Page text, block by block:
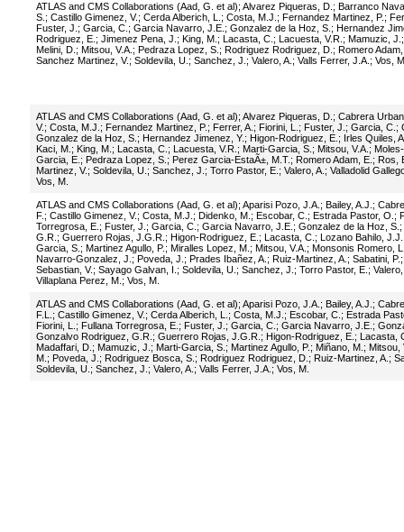
ATLAS and CMS Collaborations (Aad, G. et al); Alvarez Piqueras, D. ; Barranco
S. ; Castillo Gimenez, V.; Cerda Alberich, L. ; Costa, M.J. ; Fernandez Martinez, P. ;
Fuster, J. ; Garcia, C. ; Garcia Navarro, J.E. ; Gonzalez de la Hoz, S. ; Hernandez
Rodriguez, E. ; Jimenez Pena, J. ; King, M. ; Lacasta, C. ; Lacuesta, V.R. ; Mamuzic, J.
Melini, D. ; Mitsou, V.A. ; Pedraza Lopez, S. ; Rodriguez Rodriguez, D. ; Romero
Sanchez Martinez, V.; Soldevila, U. ; Sanchez, J. ; Valero, A. ; Valls Ferrer, J.A. ; Vos,
ATLAS and CMS Collaborations (Aad, G. et al); Alvarez Piqueras, D. ; Cabrera
V.; Costa, M.J. ; Fernandez Martinez, P. ; Ferrer, A. ; Fiorini, L. ; Fuster, J. ; Garcia, C. ;
Gonzalez de la Hoz, S. ; Hernandez Jimenez, Y. ; Higon-Rodriguez, E. ; Irles Quiles,
Kaci, M. ; King, M. ; Lacasta, C. ; Lacuesta, V.R. ; Marti-Garcia, S. ; Mitsou, V.A. ;
Garcia, E. ; Pedraza Lopez, S. ; Perez Garcia-EstaÃ±, M.T. ; Romero Adam, E. ; Ros,
Martinez, V.; Soldevila, U. ; Sanchez, J. ; Torro Pastor, E. ; Valero, A. ; Valladolid
Vos, M.
ATLAS and CMS Collaborations (Aad, G. et al); Aparisi Pozo, J.A. ; Bailey, A.J. ;
F. ; Castillo Gimenez, V.; Costa, M.J. ; Didenko, M. ; Escobar, C. ; Estrada Pastor, O. ;
Torregrosa, E. ; Fuster, J. ; Garcia, C. ; Garcia Navarro, J.E. ; Gonzalez de la Hoz, S. ;
G.R. ; Guerrero Rojas, J.G.R. ; Higon-Rodriguez, E. ; Lacasta, C. ; Lozano Bahilo, J.J.
Garcia, S. ; Martinez Agullo, P. ; Miralles Lopez, M. ; Mitsou, V.A. ; Monsonis Romero,
Navarro-Gonzalez, J. ; Poveda, J. ; Prades Ibañez, A. ; Ruiz-Martinez, A. ; Sabatini, P.
Sebastian, V.; Sayago Galvan, I. ; Soldevila, U. ; Sanchez, J. ; Torro Pastor, E. ; Valero,
Villaplana Perez, M. ; Vos, M.
ATLAS and CMS Collaborations (Aad, G. et al); Aparisi Pozo, J.A. ; Bailey, A.J. ;
F.L.
; Castillo Gimenez, V.; Cerda Alberich, L. ; Costa, M.J. ; Escobar, C. ; Estrada
Fiorini, L.
; Fullana Torregrosa, E. ; Fuster, J. ; Garcia, C. ; Garcia Navarro, J.E. ;
Gonzalvo Rodriguez, G.R. ; Guerrero Rojas, J.G.R. ; Higon-Rodriguez, E. ; Lacasta,
Madaffari, D. ; Mamuzic, J. ; Marti-Garcia, S. ; Martinez Agullo, P. ; Miñano, M. ; Mitsou,
M. ; Poveda, J. ; Rodriguez Bosca, S. ; Rodriguez Rodriguez, D. ; Ruiz-Martinez, A. ;
Soldevila, U. ; Sanchez, J. ; Valero, A. ; Valls Ferrer, J.A. ; Vos, M.